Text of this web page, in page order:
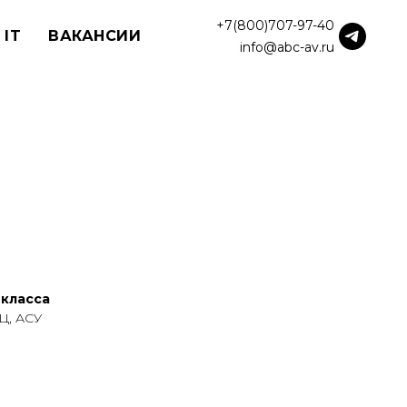
ВАКАНСИИ
+7(800)707-97-40
info@abc-av.ru
АСУ